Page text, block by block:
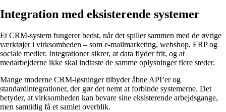
Integration med eksisterende systemer
Et CRM-system fungerer bedst, når det spiller sammen med de øvrige
værktøjer i virksomheden – som e-mailmarketing, webshop, ERP og
sociale medier. Integrationer sikrer, at data flyder frit, og at
medarbejderne ikke skal indtaste de samme oplysninger flere steder.
Mange moderne CRM-løsninger tilbyder åbne API’er og
standardintegrationer, der gør det nemt at forbinde systemerne. Det
betyder, at virksomheden kan bevare sine eksisterende arbejdsgange,
men samtidig få et samlet overblik.